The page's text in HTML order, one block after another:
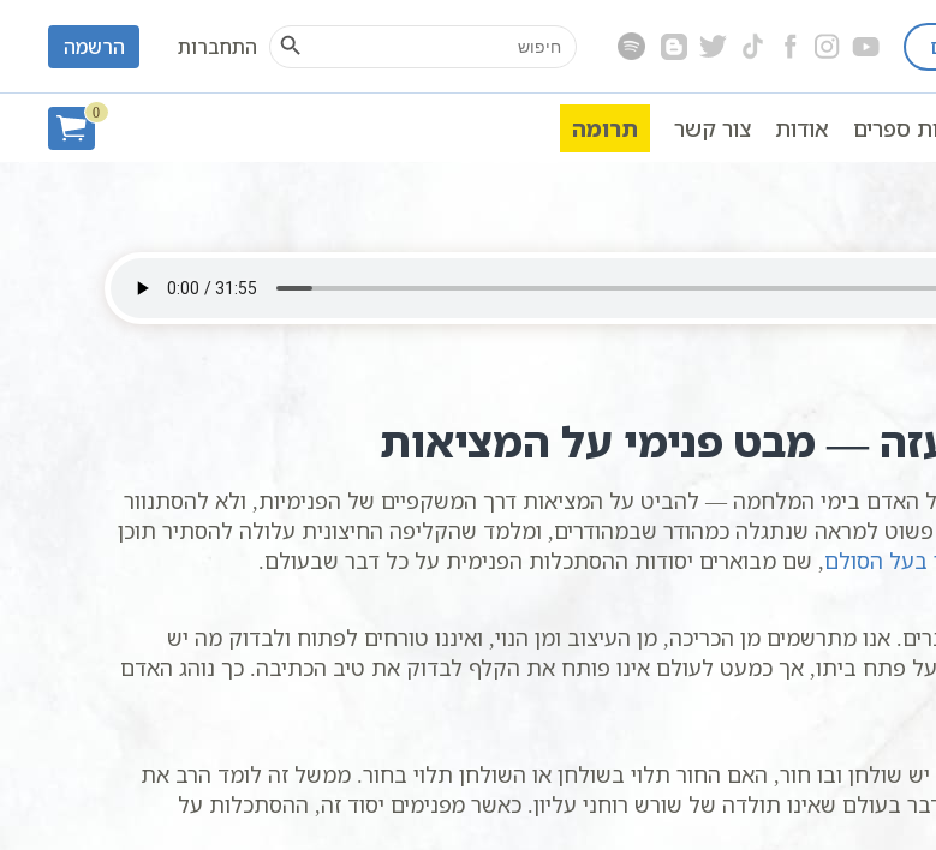
Search
for:
Search Button
התחברות הרשמה
ספרים אודות צור קשר תרומה
0
חסידות כללי
— מבט פנימי על המציאות
בימי המלחמה — להביט על המציאות דרך המשקפיים של הפנימיות, ולא להסתנוור
למראה שנתגלה כמהודר שבמהודרים, ומלמד שהקליפה החיצונית עלולה להסתיר תוכן
בעל הסולם, שם מבוארים יסודות ההסתכלות הפנימית על כל דבר שבעולם.
מתרשמים מן הכריכה, מן העיצוב ומן הנוי, ואיננו טורחים לפתוח ולבדוק מה יש
פתח ביתו, אך כמעט לעולם אינו פותח את הקלף לבדוק את טיב הכתיבה. כך נוהג האדם
ובו חור, האם החור תלוי בשולחן או השולחן תלוי בחור. ממשל זה לומד הרב את
בעולם שאינו תולדה של שורש רוחני עליון. כאשר מפנימים יסוד זה, ההסתכלות על